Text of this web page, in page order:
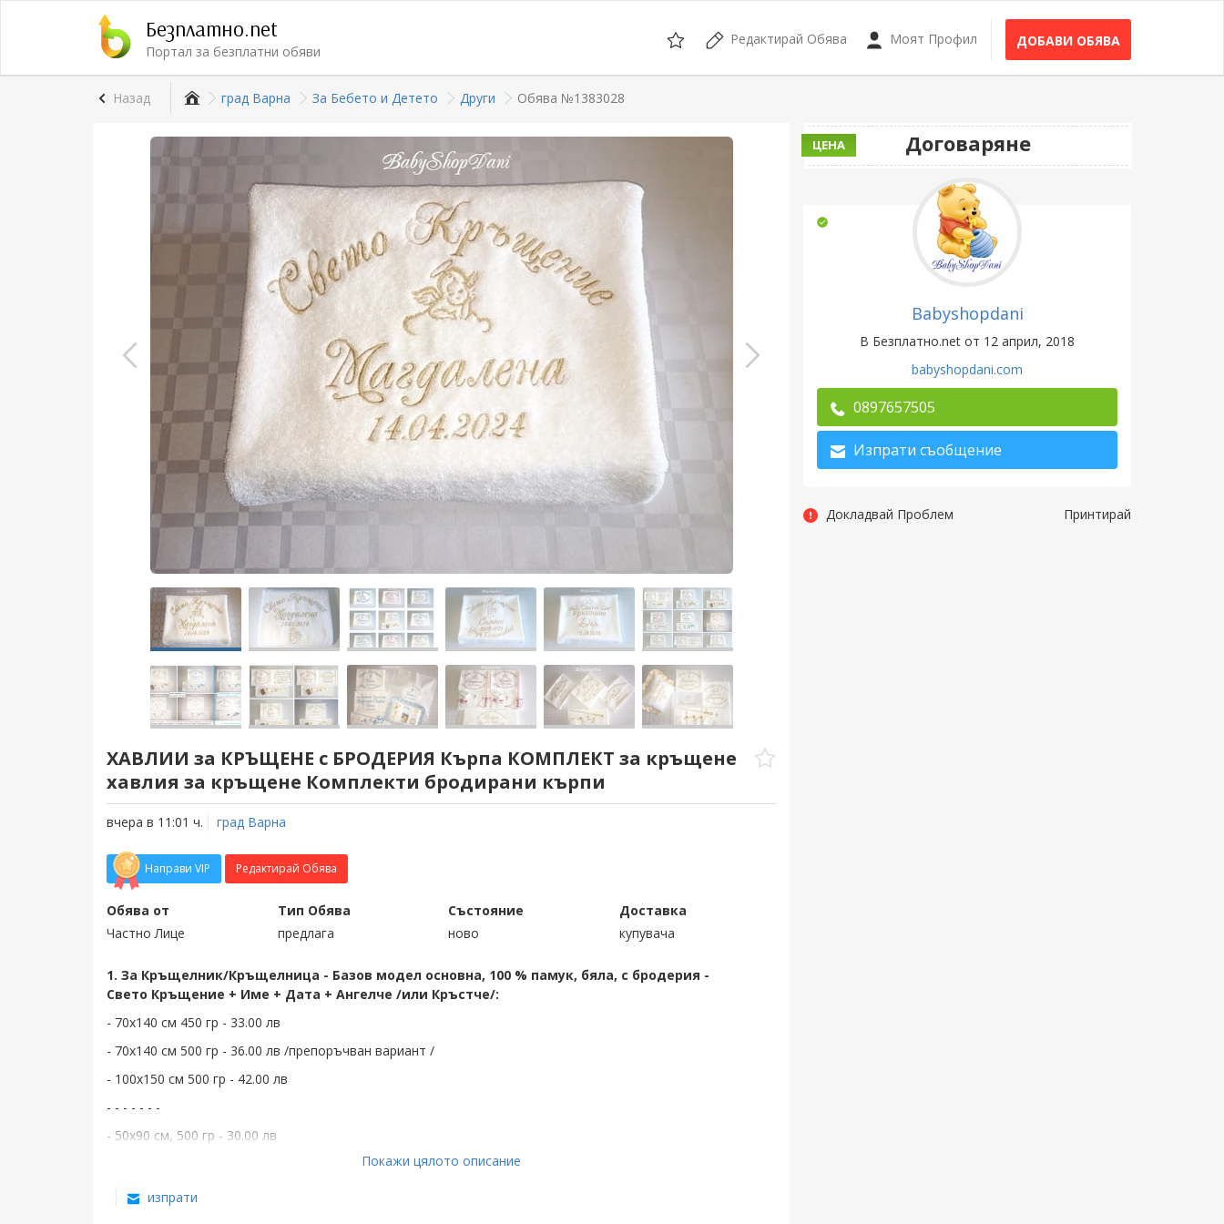
Безплатно.net
Портал за безплатни обяви
Редактирай Обява Моят Профил ДОБАВИ ОБЯВА
Назад град Варна За Бебето и Детето Други Обява №1383028
ХАВЛИИ за КРЪЩЕНЕ с БРОДЕРИЯ Кърпа КОМПЛЕКТ за кръщене
хавлия за кръщене Комплекти бродирани кърпи
ЦЕНА Договаряне
вчера в 11:01 ч. град Варна
Направи VIP Редактирай Обява
Обява от
Частно Лице
Тип Обява
предлага
Състояние
ново
Доставка
купувача
1. За Кръщелник/Кръщелница - Базов модел основна, 100 % памук, бяла, с бродерия -
Свето Кръщение + Име + Дата + Ангелче /или Кръстче/:
- 70х140 см 450 гр - 33.00 лв
- 70х140 см 500 гр - 36.00 лв /препоръчван вариант /
- 100х150 см 500 гр - 42.00 лв
- - - - - - -
- 50х90 см, 500 гр - 30.00 лв
- 50х90 см, 450 гр - 27.00 лв / или на хасе 50х100 см, окрайчено с дантелка/
2. За Кръстник/Кръстница - Базов модел 2 - цена 22.00 лв:
Покажи цялото описание
изпрати
Babyshopdani
В Безплатно.net от 12 април, 2018
babyshopdani.com
0897657505
Изпрати съобщение
Докладвай Проблем Принтирай